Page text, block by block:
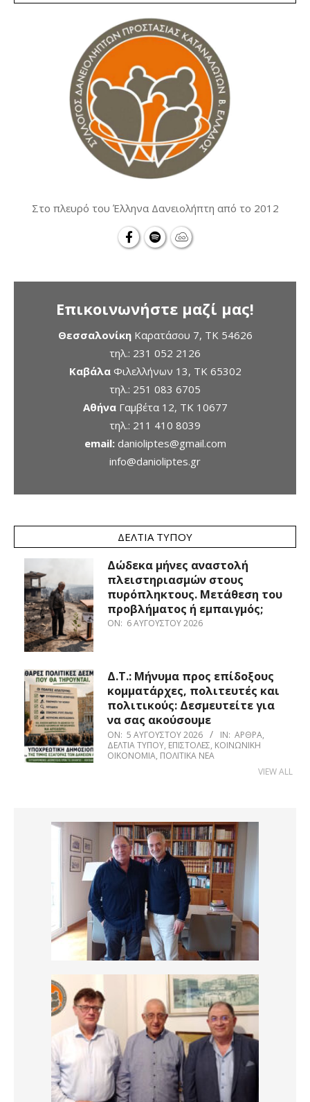
Στο πλευρό του Έλληνα Δανειολήπτη από το 2012
Επικοινωνήστε μαζί μας!
ΘεσσαλονίκηΚαρατάσου 7, TK 54626
τηλ.: 231 052 2126
ΚαβάλαΦιλελλήνων 13, ΤΚ 65302
τηλ.: 251 083 6705
ΑθήναΓαμβέτα 12, ΤΚ 10677
τηλ.: 211 410 8039
email: danioliptes@gmail.com
info@danioliptes.gr
ΔΕΛΤΊΑ ΤΎΠΟΥ
Δώδεκα μήνες αναστολή
πλειστηριασμών στους
πυρόπληκτους. Μετάθεση του
προβλήματος ή εμπαιγμός;
ON: 6 ΑΥΓΟΎΣΤΟΥ 2026
Δ.Τ.: Μήνυμα προς επίδοξους
κομματάρχες, πολιτευτές και
πολιτικούς: Δεσμευτείτε για
να σας ακούσουμε
ON: 5 ΑΥΓΟΎΣΤΟΥ 2026 IN: ΆΡΘΡΑ,
ΔΕΛΤΊΑ ΤΎΠΟΥ, ΕΠΙΣΤΟΛΈΣ, ΚΟΙΝΩΝΙΚΉ
ΟΙΚΟΝΟΜΊΑ, ΠΟΛΙΤΙΚΆ ΝΈΑ
VIEW ALL